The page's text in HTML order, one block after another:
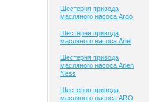
Шестерня привода
масляного насоса Argo
Шестерня привода
масляного насоса Ariel
Шестерня привода
масляного насоса Arlen
Ness
Шестерня привода
масляного насоса ARO